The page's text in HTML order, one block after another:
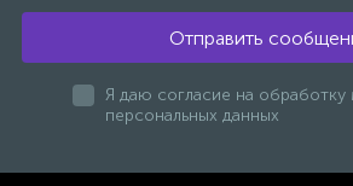
Отправить
Я даю согласие на обработку
персональных данных